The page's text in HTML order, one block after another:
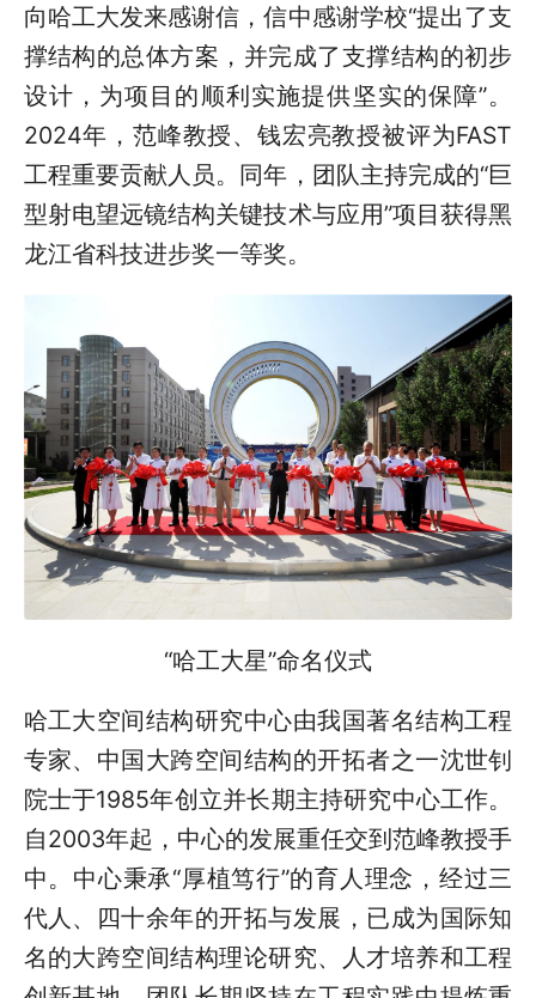
向哈工大发来感谢信，信中感谢学校“提出了支
撑结构的总体方案，并完成了支撑结构的初步
设计，为项目的顺利实施提供坚实的保障”。
2024年，范峰教授、钱宏亮教授被评为FAST
工程重要贡献人员。同年，团队主持完成的“巨
型射电望远镜结构关键技术与应用”项目获得黑
龙江省科技进步奖一等奖。
“哈工大星”命名仪式
哈工大空间结构研究中心由我国著名结构工程
专家、中国大跨空间结构的开拓者之一沈世钊
院士于1985年创立并长期主持研究中心工作。
自2003年起，中心的发展重任交到范峰教授手
中。中心秉承“厚植笃行”的育人理念，经过三
代人、四十余年的开拓与发展，已成为国际知
名的大跨空间结构理论研究、人才培养和工程